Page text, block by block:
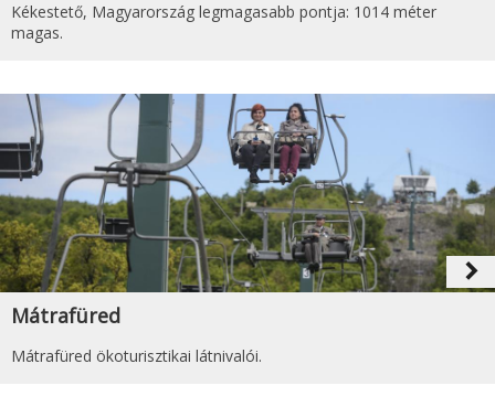
Kékestető, Magyarország legmagasabb pontja: 1014 méter
magas.
navigate_next
Mátrafüred
Mátrafüred ökoturisztikai látnivalói.